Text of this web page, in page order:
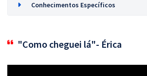
Conhecimentos Específicos
"Como cheguei lá"- Érica